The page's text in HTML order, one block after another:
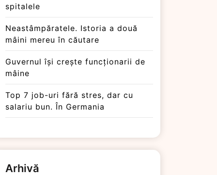
spitalele
Neastâmpăratele. Istoria a două
mâini mereu în căutare
Guvernul își crește funcționarii de
mâine
Top 7 job-uri fără stres, dar cu
salariu bun. În Germania
Arhivă